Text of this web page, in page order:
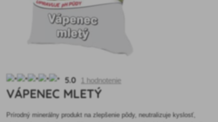
5.0 1 hodnotenie
VÁPENEC MLETÝ
Prírodný minerálny produkt na zlepšenie pôdy, neutralizuje kyslosť,